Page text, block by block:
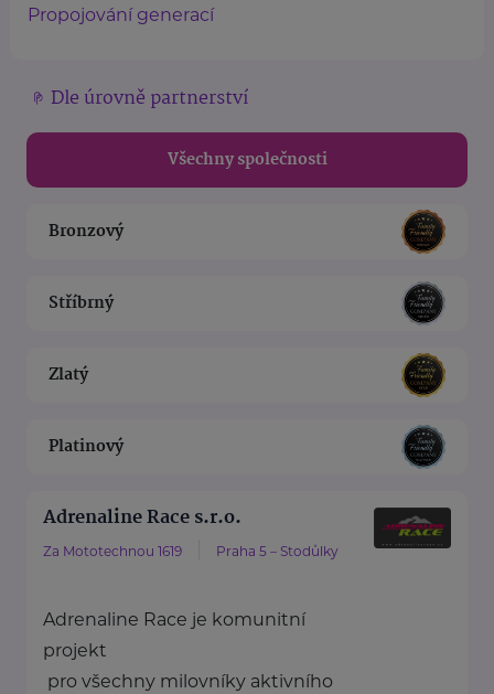
Propojování generací
Dle úrovně partnerství
Všechny společnosti
Bronzový
Stříbrný
Zlatý
Platinový
Adrenaline Race s.r.o.
Za Mototechnou 1619 Praha 5 – Stodůlky
Adrenaline Race je komunitní
projekt
pro všechny milovníky aktivního